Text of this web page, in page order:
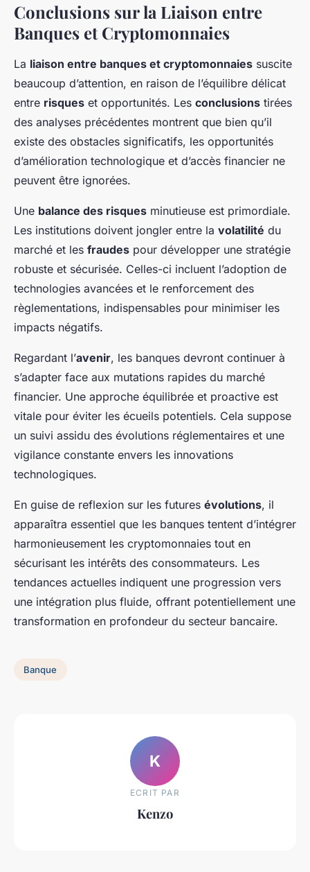
Conclusions sur la Liaison entre
Banques et Cryptomonnaies
La liaison entre banques et cryptomonnaies suscite
beaucoup d’attention, en raison de l’équilibre délicat
entre risques et opportunités. Les conclusions tirées
des analyses précédentes montrent que bien qu’il
existe des obstacles significatifs, les opportunités
d’amélioration technologique et d’accès financier ne
peuvent être ignorées.
Une balance des risques minutieuse est primordiale.
Les institutions doivent jongler entre la volatilité du
marché et les fraudes pour développer une stratégie
robuste et sécurisée. Celles-ci incluent l’adoption de
technologies avancées et le renforcement des
règlementations, indispensables pour minimiser les
impacts négatifs.
Regardant l’avenir, les banques devront continuer à
s’adapter face aux mutations rapides du marché
financier. Une approche équilibrée et proactive est
vitale pour éviter les écueils potentiels. Cela suppose
un suivi assidu des évolutions réglementaires et une
vigilance constante envers les innovations
technologiques.
En guise de reflexion sur les futures évolutions, il
apparaîtra essentiel que les banques tentent d’intégrer
harmonieusement les cryptomonnaies tout en
sécurisant les intérêts des consommateurs. Les
tendances actuelles indiquent une progression vers
une intégration plus fluide, offrant potentiellement une
transformation en profondeur du secteur bancaire.
Banque
K
ECRIT PAR
Kenzo